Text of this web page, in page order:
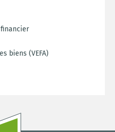
biens (VEFA)